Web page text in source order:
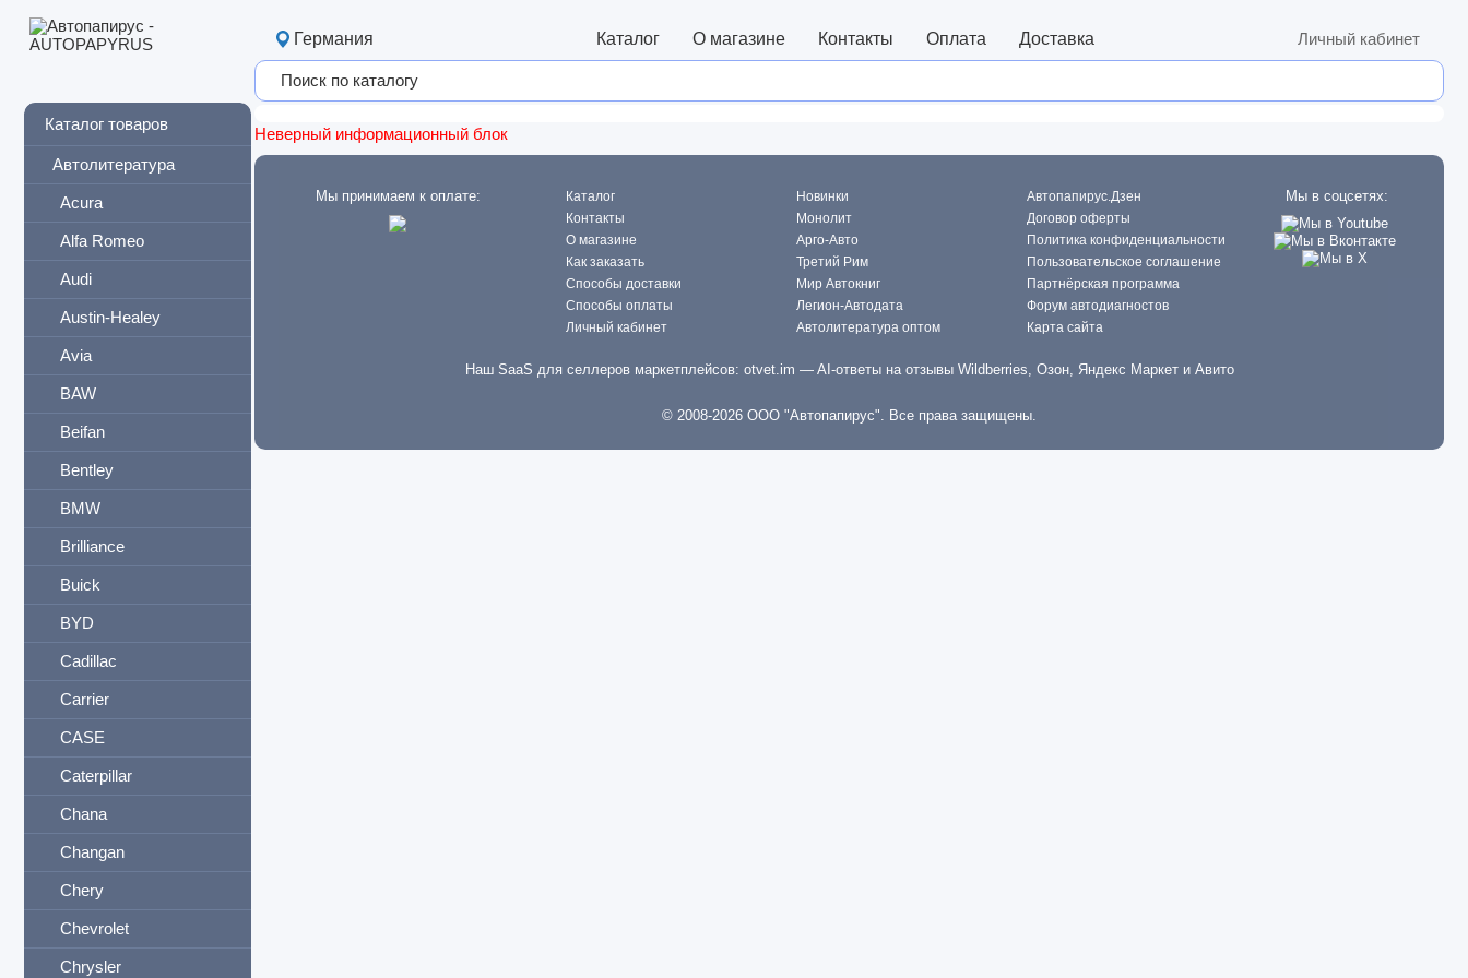
Каталог товаров
Автолитература
Acura
Alfa Romeo
Audi
Austin-Healey
Avia
BAW
Beifan
Bentley
BMW
Brilliance
Buick
BYD
Cadillac
Carrier
CASE
Caterpillar
Chana
Changan
Chery
Chevrolet
Chrysler
Германия Каталог О магазине Контакты Оплата Доставка Личный кабинет
Неверный информационный блок
Мы принимаем к оплате:
Каталог
Контакты
О магазине
Как заказать
Способы доставки
Способы оплаты
Личный кабинет
Новинки
Монолит
Арго-Авто
Третий Рим
Мир Автокниг
Легион-Автодата
Автолитература оптом
Автопапирус.Дзен
Договор оферты
Политика конфиденциальности
Пользовательское соглашение
Партнёрская программа
Форум автодиагностов
Карта сайта
Мы в соцсетях:
Наш SaaS для селлеров маркетплейсов: otvet.im — AI-ответы на отзывы Wildberries, Озон, Яндекс Маркет и Авито
© 2008-2026 ООО "Автопапирус". Все права защищены.